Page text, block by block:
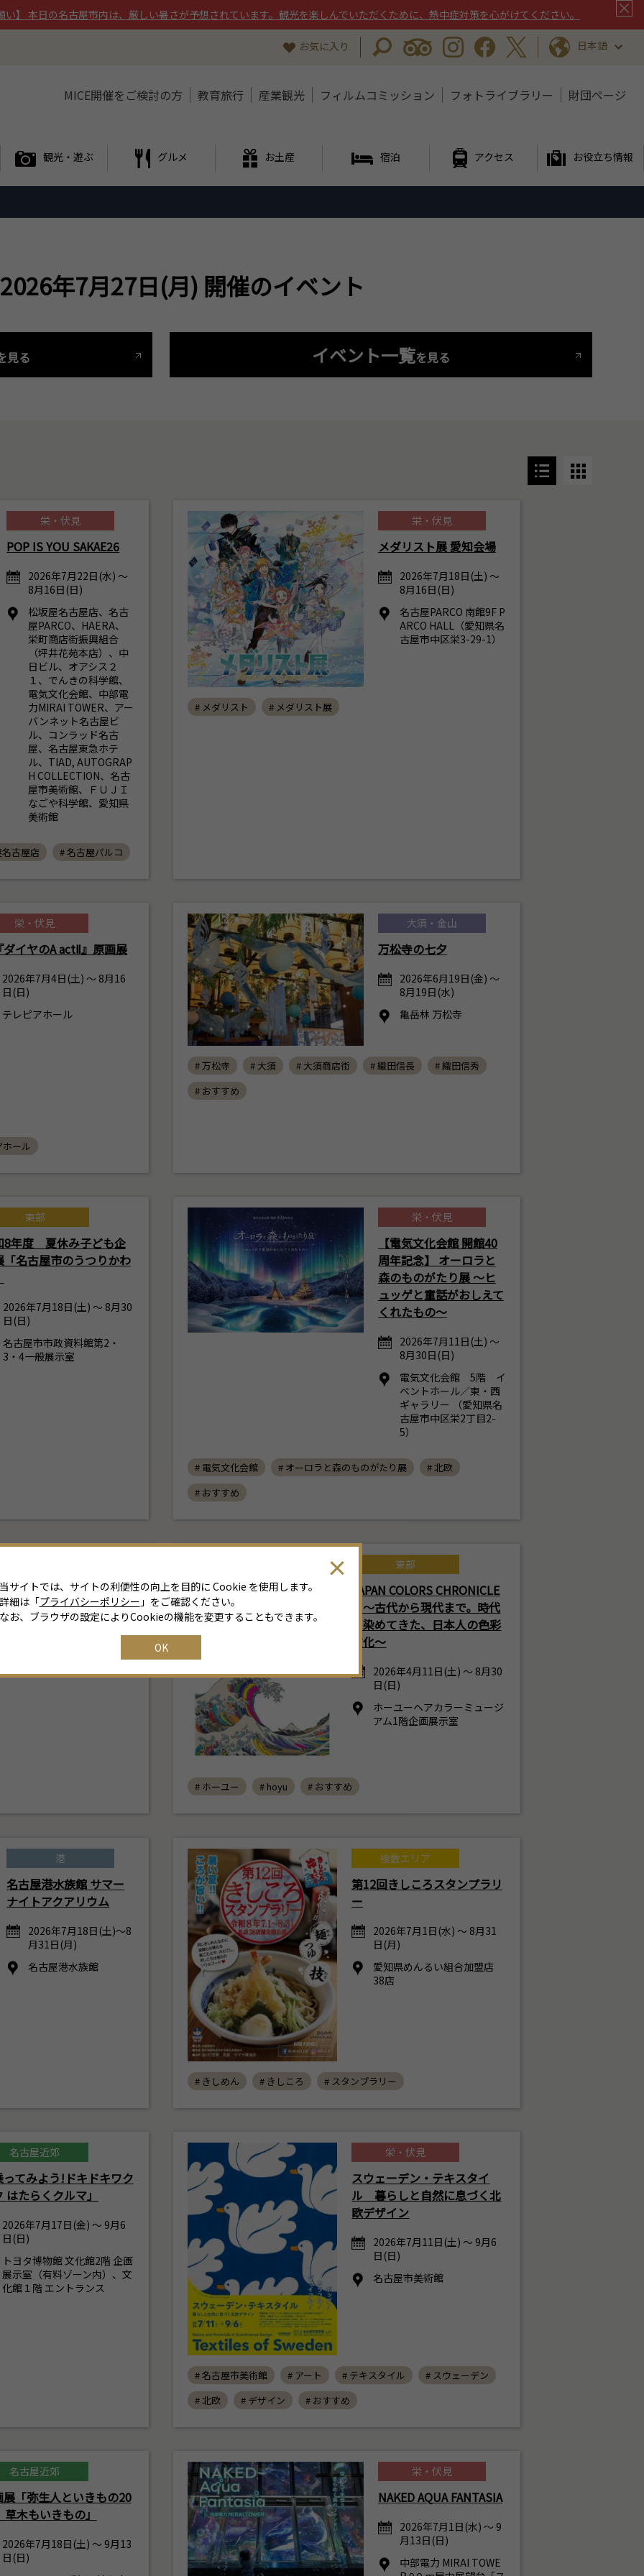
】 本日の名古屋市内は、厳しい暑さが予想されています。観光を楽しんでいただくために、熱中症対策を心がけてください。
お気に入り 日本語
MICE開催をご検討の方 教育旅行 産業観光 フィルムコミッション フォトライブラリー 財団ページ
観光・遊ぶ グルメ お土産 宿泊 アクセス お役立ち情報
2026年7月27日(月) 開催のイベント
見る イベント一覧を見る
栄・伏見
POP IS YOU SAKAE26
2026年7月22日(水) ～
8月16日(日)
松坂屋名古屋店、名古
屋PARCO、HAERA、
栄町商店街振興組合
（坪井花苑本店）、中
日ビル、オアシス２
１、でんきの科学館、
電気文化会館、中部電
力MIRAI TOWER、アー
バンネット名古屋ビ
ル、コンラッド名古
屋、名古屋東急ホテ
ル、TIAD, AUTOGRAP
H COLLECTION、名古
屋市美術館、ＦＵＪＩ
なごや科学館、愛知県
美術館
古屋店 # 名古屋パルコ
栄・伏見
メダリスト展 愛知会場
2026年7月18日(土) ～
8月16日(日)
名古屋PARCO 南館9F P
ARCO HALL（愛知県名
古屋市中区栄3-29-1）
# メダリスト # メダリスト展
栄・伏見
イヤのA actⅡ』原画展
2026年7月4日(土) ～ 8月16
日(日)
テレピアホール
ール
大須・金山
万松寺の七夕
2026年6月19日(金) ～
8月19日(水)
亀岳林 万松寺
# 万松寺 # 大須 # 大須商店街 # 織田信長
# 織田信秀
# おすすめ
東部
8年度 夏休み子ども企
「名古屋市のうつりかわ
2026年7月18日(土) ～ 8月30
日(日)
名古屋市市政資料館第2・
3・4一般展示室
栄・伏見
【電気文化会館 開館40
周年記念】 オーロラと
森のものがたり展 ～ヒ
ュッゲと童話がおしえて
くれたもの～
2026年7月11日(土) ～
8月30日(日)
電気文化会館 5階 イ
ベントホール／東・西
ギャラリー （愛知県名
古屋市中区栄2丁目2-
5）
# 電気文化会館 # オーロラと森のものがたり展
# 北欧
# おすすめ
下々『呪術廻戦』展
2026年7月4日(土) ～ 8月30
東部
JAPAN COLORS CHRONICLE
～古代から現代まで。時代
を染めてきた、日本人の色彩
文化～
2026年4月11日(土) ～ 8月30
日(日)
ホーユーヘアカラーミュージ
アム1階企画展示室
# ホーユー # hoyu # おすすめ
港
名古屋港水族館 サマー
ナイトアクアリウム
2026年7月18日(土)～8
月31日(月)
名古屋港水族館
複数エリア
第12回きしころスタンプラリ
ー
2026年7月1日(水) ～ 8月31
日(月)
愛知県めんるい組合加盟店
38店
# きしめん # きしころ # スタンプラリー
名古屋近郊
ってみよう!ドキドキワク
はたらくクルマ」
2026年7月17日(金) ～ 9月6
日(日)
トヨタ博物館 文化館2階 企画
展示室（有料ゾーン内）、文
化館１階 エントランス
栄・伏見
スウェーデン・テキスタイ
ル 暮らしと自然に息づく北
欧デザイン
2026年7月11日(土) ～ 9月6
日(日)
名古屋市美術館
# 名古屋市美術館 # アート # テキスタイル
# スウェーデン
# 北欧
# デザイン # おすすめ
名古屋近郊
展「弥生人といきもの20
木もいきもの」
2026年7月18日(土) ～ 9月13
日(日)
栄・伏見
NAKED AQUA FANTASIA
2026年7月1日(水) ～ 9
月13日(日)
中部電力 MIRAI TOWE
サイトでは、サイトの利便性の向上を目的に Cookie を使用します。
細は「プライバシーポリシー 」をご確認ください。
お、ブラウザの設定によりCookieの機能を変更することもできます。
OK